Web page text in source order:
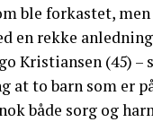
ble forkastet,
en rekke
Kristiansen (45) –
at to barn som er
både sorg og